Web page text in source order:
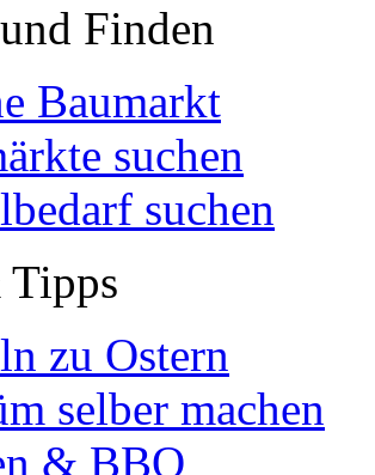
Finden
Baumarkt
suchen
suchen
zu Ostern
selber machen
& BBQ